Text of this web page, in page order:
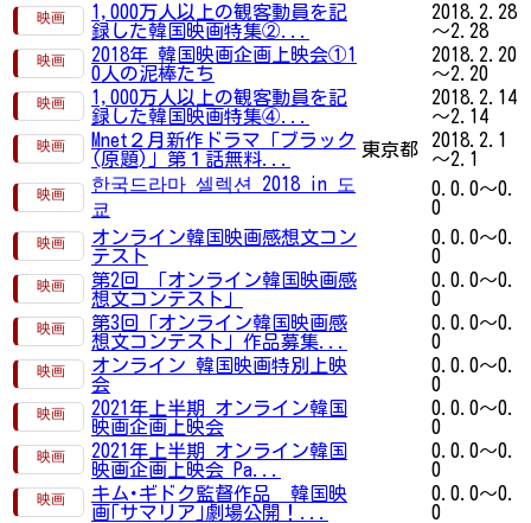
1,000万人以上の観客動員を記
録した韓国映画特集②...
2018.2.28
～2.28
2018年 韓国映画企画上映会①1
0人の泥棒たち
2018.2.20
～2.20
1,000万人以上の観客動員を記
録した韓国映画特集④...
2018.2.14
～2.14
Mnet２月新作ドラマ「ブラック
(原題)」第１話無料...
東京都
2018.2.1
～2.1
한국드라마 셀렉션 2018 in 도
쿄
0.0.0～0.
0
オンライン韓国映画感想文コン
テスト
0.0.0～0.
0
第2回 「オンライン韓国映画感
想文コンテスト」
0.0.0～0.
0
第3回「オンライン韓国映画感
想文コンテスト」作品募集...
0.0.0～0.
0
オンライン 韓国映画特別上映
会
0.0.0～0.
0
2021年上半期 オンライン韓国
映画企画上映会
0.0.0～0.
0
2021年上半期 オンライン韓国
映画企画上映会 Pa...
0.0.0～0.
0
キム･ギドク監督作品 韓国映
画｢サマリア｣劇場公開！...
0.0.0～0.
0